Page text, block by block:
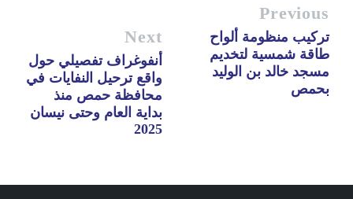
Previous
تركيب منظومة ألواح
طاقة شمسية لتخديم
مسجد خالد بن الوليد
بحمص
Next
أنفوغراف تفصيلي حول
واقع ترحيل النفايات في
محافظة حمص منذ
بداية العام وحتى نيسان
2025